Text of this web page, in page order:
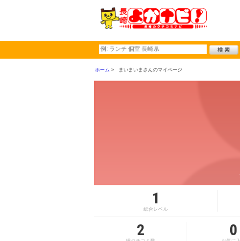
ホーム まいまいまさんのマイページ
1
総合レベル
2 0